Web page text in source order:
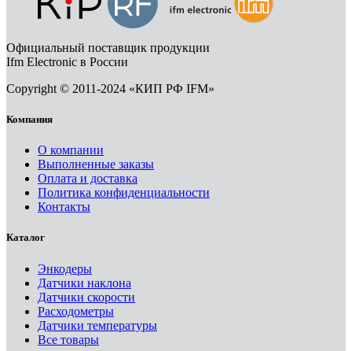
Официальный поставщик продукции
Ifm Electronic в России
Copyright © 2011-2024 «КИП РФ IFM»
Компания
О компании
Выполненные заказы
Оплата и доставка
Политика конфиденциальности
Контакты
Каталог
Энкодеры
Датчики наклона
Датчики скорости
Расходометры
Датчики температуры
Все товары